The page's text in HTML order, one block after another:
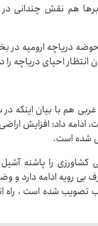
هم نقش چندانی
دریاچه ارومیه
انتظار احیای دریاچه
کشاورزی را پاشنه
بی رویه ادامه دارد و
آب تصویب شده است ،